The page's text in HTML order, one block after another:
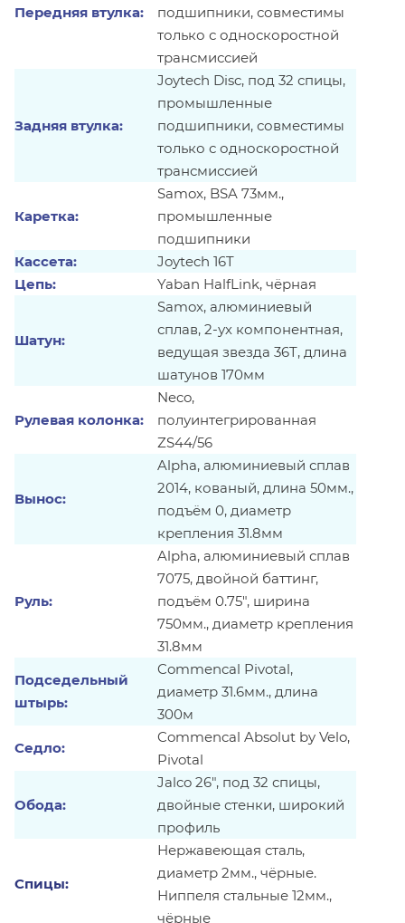
Передняя втулка:
подшипники, совместимы
только с односкоростной
трансмиссией
Задняя втулка:
Joytech Disc, под 32 спицы,
промышленные
подшипники, совместимы
только с односкоростной
трансмиссией
Каретка:
Samox, BSA 73мм.,
промышленные
подшипники
Кассета:
Joytech 16T
Цепь:
Yaban HalfLink, чёрная
Шатун:
Samox, алюминиевый
сплав, 2-ух компонентная,
ведущая звезда 36T, длина
шатунов 170мм
Рулевая колонка:
Neco,
полуинтегрированная
ZS44/56
Вынос:
Alpha, алюминиевый сплав
2014, кованый, длина 50мм.,
подъём 0, диаметр
крепления 31.8мм
Руль:
Alpha, алюминиевый сплав
7075, двойной баттинг,
подъём 0.75", ширина
750мм., диаметр крепления
31.8мм
Подседельный
штырь:
Commencal Pivotal,
диаметр 31.6мм., длина
300м
Седло:
Commencal Absolut by Velo,
Pivotal
Обода:
Jalco 26", под 32 спицы,
двойные стенки, широкий
профиль
Спицы:
Нержавеющая сталь,
диаметр 2мм., чёрные.
Ниппеля стальные 12мм.,
чёрные